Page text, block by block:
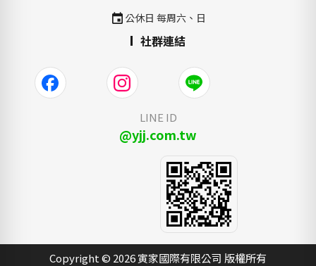
公休日 每周六、日
社群連結
LINE ID
@yjj.com.tw
Copyright © 2026 寅家國際有限公司 版權所有